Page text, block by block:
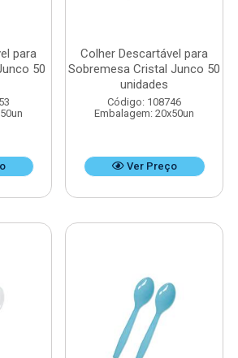
para
50
Colher Descartável para
Sobremesa Cristal Junco 50
unidades
Código: 108746
Embalagem: 20x50un
Ver Preço